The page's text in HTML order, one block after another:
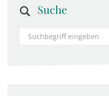
Suche